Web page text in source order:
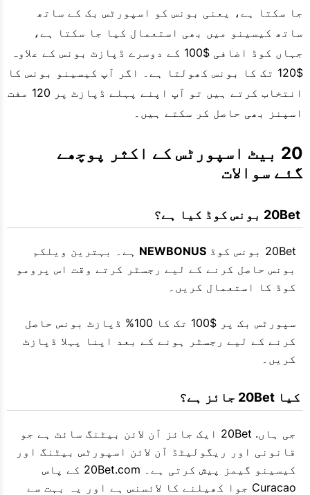
جا سکتا ہے، یعنی بونس کو اسپورٹس بک کے ساتھ
ساتھ کیسینو میں بھی استعمال کیا جا سکتا ہے،
جہاں کوڈ اضافی $100 کے دوسرے ڈپازٹ بونس کے علاوہ
$120 تک کا بونس کھولتا ہے۔ اگر آپ کیسینو بونس کا
انتخاب کرتے ہیں تو آپ اپنے پہلے ڈپازٹ پر 120 مفت
اسپنز بھی حاصل کر سکتے ہیں۔
گئے سوالات
20Bet بونس کوڈ NEWBONUS ہے۔ بہترین ویلکم
بونس حاصل کرنے کے لیے رجسٹر کرتے وقت اس پرومو
کوڈ کا استعمال کریں۔
سپورٹس بک پر $100 تک کا 100% ڈپازٹ بونس حاصل
کرنے کے لیے رجسٹر ہونے کے بعد اپنا پہلا ڈپازٹ
کریں۔
جی ہاں. 20Bet ایک جائز آن لائن بیٹنگ سائٹ ہے جو
قانونی اور ریگولیٹڈ آن لائن اسپورٹس بیٹنگ اور
کیسینو گیمز پیش کرتی ہے۔ 20Bet.com کے پاس
Curacao جوا کھیلنے کا لائسنس ہے اور یہ بہت سے